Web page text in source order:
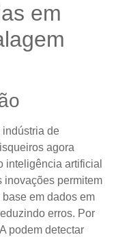
em
indústria de
agora
inteligência artificial
inovações permitem
em dados em
erros. Por
podem detectar